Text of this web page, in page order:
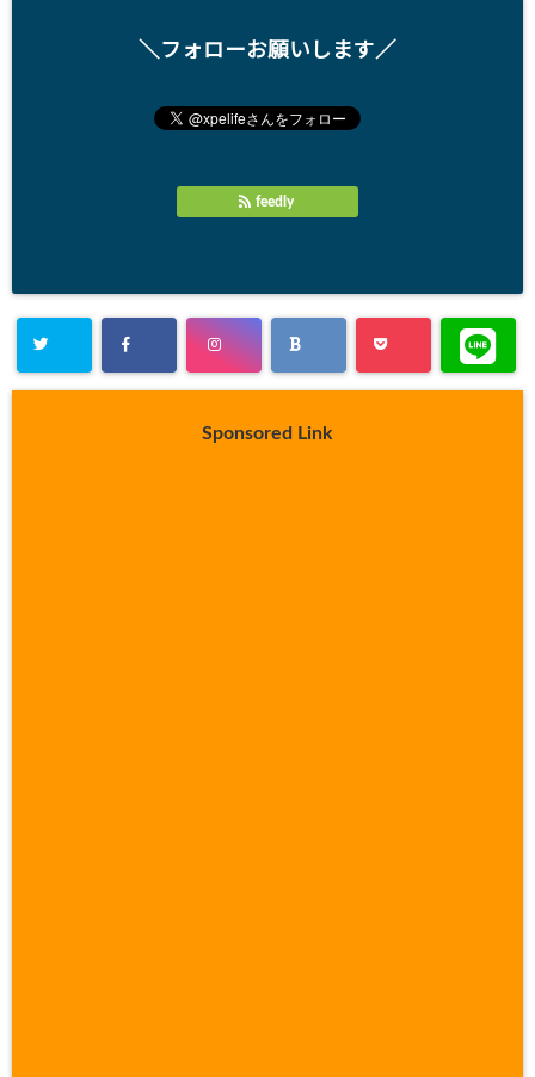
＼フォローお願いします／
feedly
Sponsored Link